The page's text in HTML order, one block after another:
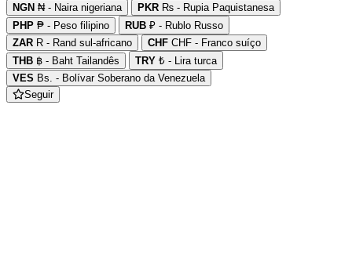
NGN ₦ - Naira nigeriana PKR ₨ - Rupia Paquistanesa
PHP ₱ - Peso filipino RUB ₽ - Rublo Russo
ZAR R - Rand sul-africano CHF CHF - Franco suíço
THB ฿ - Baht Tailandês TRY ₺ - Lira turca
VES Bs. - Bolívar Soberano da Venezuela
Seguir